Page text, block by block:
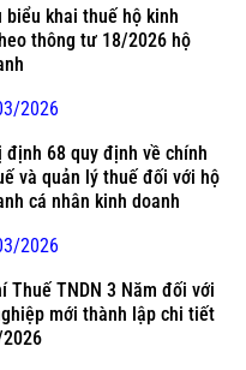
biểu khai thuế hộ kinh
thông tư 18/2026 hộ
2026
định 68 quy định về chính
và quản lý thuế đối với hộ
cá nhân kinh doanh
2026
Thuế TNDN 3 Năm đối với
mới thành lập chi tiết